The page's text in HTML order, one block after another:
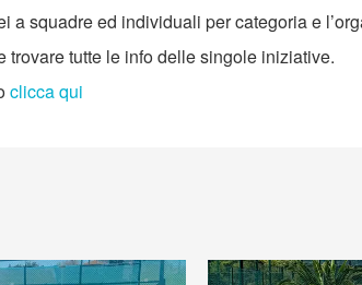
a squadre ed individuali per categoria e
trovare tutte le info delle singole iniziative.
clicca qui